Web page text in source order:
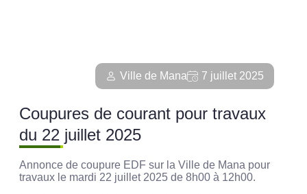
Ville de Mana 7 juillet 2025
Coupures de courant pour travaux
du 22 juillet 2025
Annonce de coupure EDF sur la Ville de Mana pour
travaux le mardi 22 juillet 2025 de 8h00 à 12h00.